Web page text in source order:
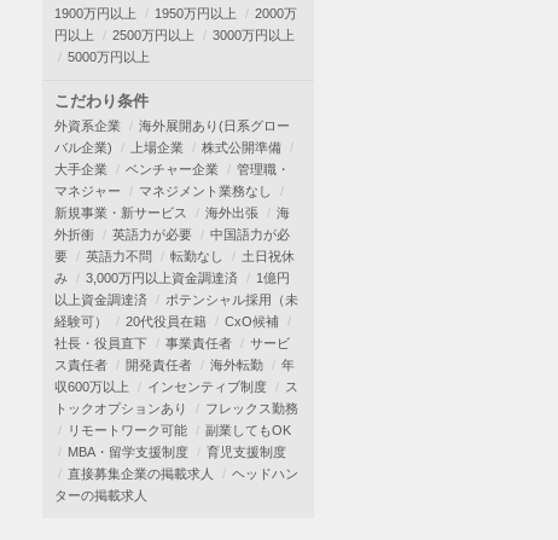
1900万円以上
1950万円以上
2000万
円以上
2500万円以上
3000万円以上
5000万円以上
こだわり条件
外資系企業
海外展開あり(日系グロー
バル企業)
上場企業
株式公開準備
大手企業
ベンチャー企業
管理職・
マネジャー
マネジメント業務なし
新規事業・新サービス
海外出張
海
外折衝
英語力が必要
中国語力が必
要
英語力不問 転勤なし
土日祝休
み
3,000万円以上資金調達済
1億円
以上資金調達済
ポテンシャル採用（未
経験可）
20代役員在籍
CxO候補
社長・役員直下
事業責任者
サービ
ス責任者
開発責任者 海外転勤
年
収600万以上
インセンティブ制度
ス
トックオプションあり
フレックス勤務
リモートワーク可能
副業してもOK
MBA・留学支援制度
育児支援制度
直接募集企業の掲載求人
ヘッドハン
ターの掲載求人